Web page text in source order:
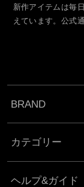
新作アイテムは毎
えています。公式
BRAND
カテゴリー
ヘルプ&ガイド